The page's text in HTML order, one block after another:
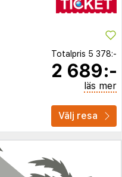
Totalpris 5 378:-
2 689:-
läs mer
Välj resa